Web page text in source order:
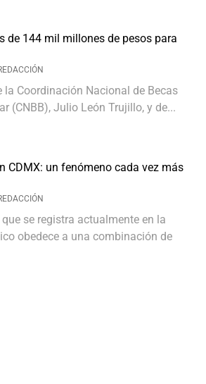
de 144 mil millones de pesos para
la Coordinación Nacional de Becas
(CNBB), Julio León Trujillo, y de...
CDMX: un fenómeno cada vez más
se registra actualmente en la
obedece a una combinación de